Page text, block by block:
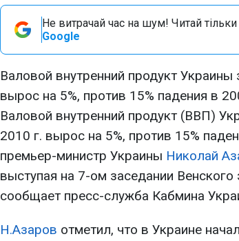
Не витрачай час на шум! Читай тільки
Google
Валовой внутренний продукт Украины
вырос на 5%, против 15% падения в
Валовой внутренний продукт (ВВП)
2010 г. вырос на 5%, против 15%
премьер-министр Украины Николай
выступая на 7-ом заседании
сообщает пресс-служба Кабмина
Н.Азаров отметил, что в Украине